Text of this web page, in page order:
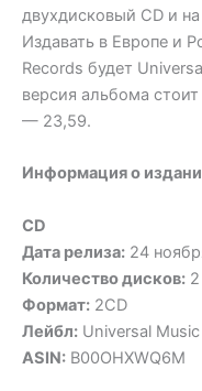
двухдисковый CD и
Издавать в Европе и
Records будет
версия альбома
— 23,59.
Информация о
CD
Дата релиза: 24
Количество дисков: 2
Формат: 2CD
Лейбл: Universal Music
ASIN: B00OHXWQ6M